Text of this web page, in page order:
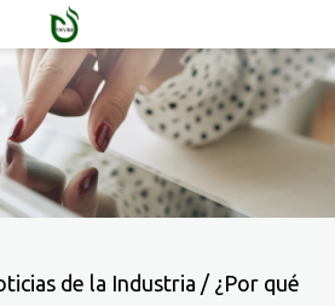
de la Industria / ¿Por qué